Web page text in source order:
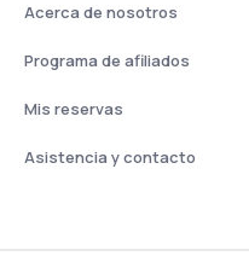
Acerca de nosotros
Programa de afiliados
Mis reservas
Asistencia y contacto